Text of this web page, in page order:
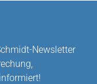
Newsletter